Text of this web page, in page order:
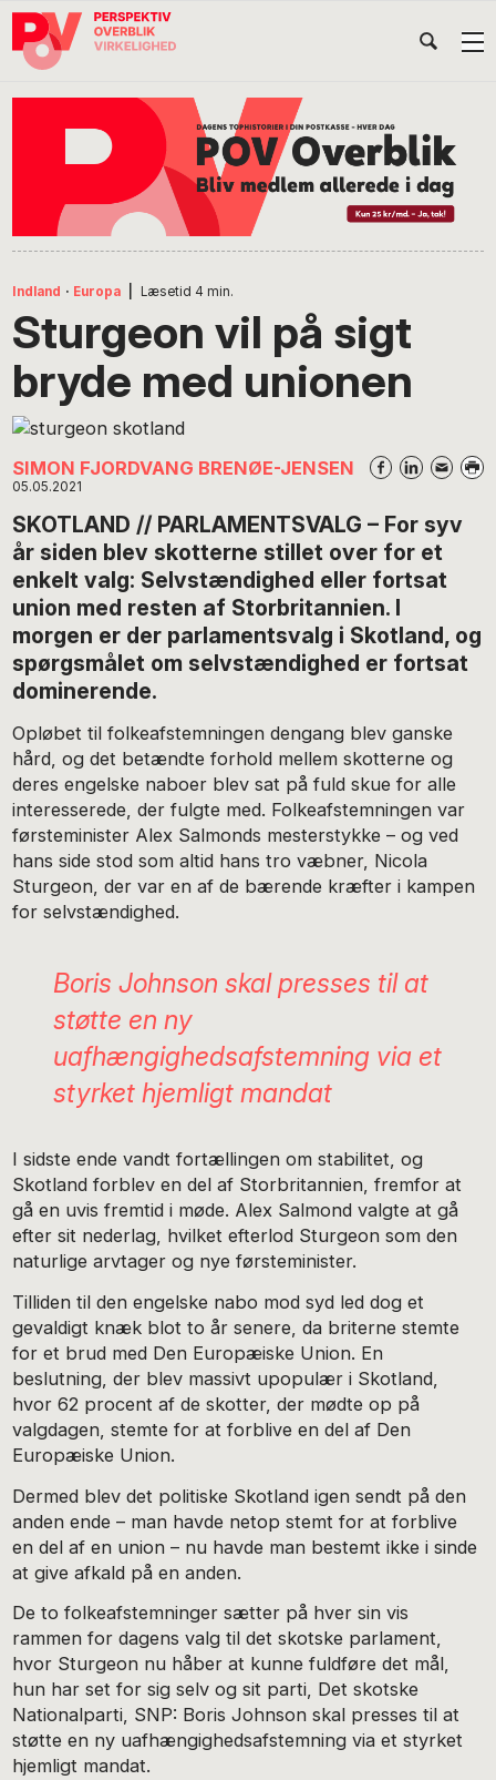
Gå
direkte
Skip
indhold
Gå
direkte
Indland · Europa Læsetid 4 min.
Sturgeon vil på sigt
bryde med unionen
SIMON FJORDVANG BRENØE-JENSEN
05.05.2021
SKOTLAND // PARLAMENTSVALG – For syv
år siden blev skotterne stillet over for et
enkelt valg: Selvstændighed eller fortsat
union med resten af Storbritannien. I
morgen er der parlamentsvalg i Skotland, og
spørgsmålet om selvstændighed er fortsat
dominerende.
Opløbet til folkeafstemningen dengang blev ganske
hård, og det betændte forhold mellem skotterne og
deres engelske naboer blev sat på fuld skue for alle
interesserede, der fulgte med. Folkeafstemningen var
førsteminister Alex Salmonds mesterstykke – og ved
hans side stod som altid hans tro væbner, Nicola
Sturgeon, der var en af de bærende kræfter i kampen
for selvstændighed.
Boris Johnson skal presses til at
støtte en ny
uafhængighedsafstemning via et
styrket hjemligt mandat
I sidste ende vandt fortællingen om stabilitet, og
Skotland forblev en del af Storbritannien, fremfor at
gå en uvis fremtid i møde. Alex Salmond valgte at gå
efter sit nederlag, hvilket efterlod Sturgeon som den
naturlige arvtager og nye førsteminister.
Tilliden til den engelske nabo mod syd led dog et
gevaldigt knæk blot to år senere, da briterne stemte
for et brud med Den Europæiske Union. En
beslutning, der blev massivt upopulær i Skotland,
hvor 62 procent af de skotter, der mødte op på
valgdagen, stemte for at forblive en del af Den
Europæiske Union.
Dermed blev det politiske Skotland igen sendt på den
anden ende – man havde netop stemt for at forblive
en del af en union – nu havde man bestemt ikke i sinde
at give afkald på en anden.
De to folkeafstemninger sætter på hver sin vis
rammen for dagens valg til det skotske parlament,
hvor Sturgeon nu håber at kunne fuldføre det mål,
hun har set for sig selv og sit parti, Det skotske
Nationalparti, SNP: Boris Johnson skal presses til at
støtte en ny uafhængighedsafstemning via et styrket
hjemligt mandat.